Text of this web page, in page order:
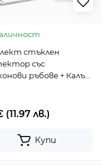
стъклен
със
ръбове + Калъф,
(11.97 лв.)
Купи